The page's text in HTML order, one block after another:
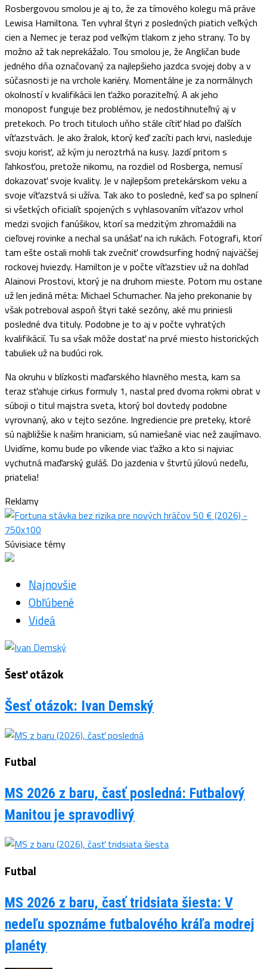
Rosbergovou smolou je aj to, že za tímového kolegu má práve
Lewisa Hamiltona. Ten vyhral štyri z posledných piatich veľkých
cien a Nemec je teraz pod veľkým tlakom z jeho strany. To by
možno až tak neprekážalo. Tou smolou je, že Angličan bude
jedného dňa označovaný za najlepšieho jazdca svojej doby a v
súčasnosti je na vrchole kariéry. Momentálne je za normálnych
okolností v kvalifikácii len ťažko poraziteľný. A ak jeho
monopost funguje bez problémov, je nedostihnuteľný aj v
pretekoch. Po troch tituloch uňho stále cítiť hlad po ďalších
víťazstvách. Je ako žralok, ktorý keď zacíti pach krvi, nasleduje
svoju korisť, až kým ju neroztrhá na kusy. Jazdí pritom s
ľahkosťou, pretože nikomu, na rozdiel od Rosberga, nemusí
dokazovať svoje kvality. Je v najlepšom pretekárskom veku a
svoje víťazstvá si užíva. Tak ako to posledné, keď sa po splnení
si všetkých oficialít spojených s vyhlasovaním víťazov vrhol
medzi svojich fanúšikov, ktorí sa medzitým zhromaždili na
cieľovej rovinke a nechal sa unášať na ich rukách. Fotografi, ktorí
tam ešte ostali mohli tak zvečniť crowdsurfing hodný najväčšej
rockovej hviezdy. Hamilton je v počte víťazstiev už na dohľad
Alainovi Prostovi, ktorý je na druhom mieste. Potom mu ostane
už len jediná méta: Michael Schumacher. Na jeho prekonanie by
však potreboval aspoň štyri také sezóny, aké mu priniesli
posledné dva tituly. Podobne je to aj v počte vyhratých
kvalifikácií. Tu sa však môže dostať na prvé miesto historických
tabuliek už na budúci rok.
Na okruhu v blízkosti maďarského hlavného mesta, kam sa
teraz sťahuje cirkus formuly 1, nastal pred dvoma rokmi obrat v
súboji o titul majstra sveta, ktorý bol dovtedy podobne
vyrovnaný, ako v tejto sezóne. Ingrediencie pre preteky, ktoré
sú najbližšie k našim hraniciam, sú namiešané viac než zaujímavo.
Uvidíme, komu bude po víkende viac ťažko a kto si najviac
vychutná maďarský guláš. Do jazdenia v štvrtú júlovú nedeľu,
priatelia!
Reklamy
Súvisiace témy
Najnovšie
Obľúbené
Videá
Šesť otázok
Šesť otázok: Ivan Demský
Futbal
MS 2026 z baru, časť posledná: Futbalový
Manitou je spravodlivý
Futbal
MS 2026 z baru, časť tridsiata šiesta: V
nedeľu spoznáme futbalového kráľa modrej
planéty